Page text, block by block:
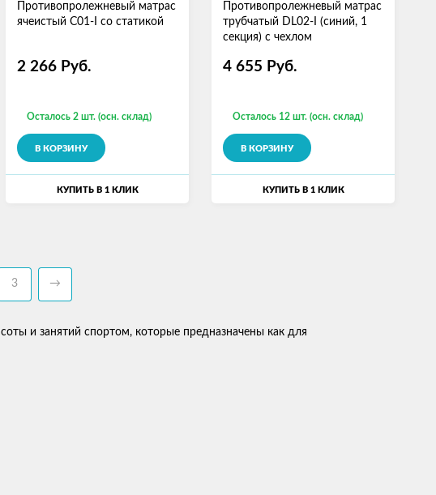
Противопролежневый матрас
ячеистый C01-I со статикой
2 266 Руб.
Осталось 2 шт. (осн. склад)
В КОРЗИНУ
КУПИТЬ В 1 КЛИК
Противопролежневый матрас
трубчатый DL02-I (синий, 1
секция) с чехлом
4 655 Руб.
Осталось 12 шт. (осн. склад)
В КОРЗИНУ
КУПИТЬ В 1 КЛИК
3 →
и занятий спортом, которые предназначены как для